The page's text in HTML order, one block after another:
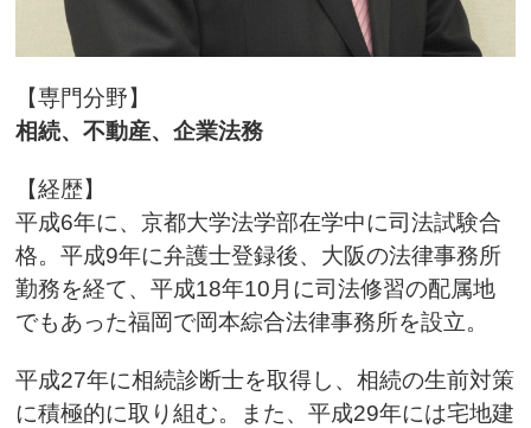
【専門分野】
相続、不動産、企業法務
【経歴】
平成6年に、京都大学法学部在学中に司法試験合
格。平成9年に弁護士登録後、大阪の法律事務所
勤務を経て、平成18年10月に司法修習の配属地
でもあった福岡で岡本綜合法律事務所を設立。
平成27年に相続診断士を取得し、相続の生前対策
に積極的に取り組む。また、平成29年には宅地建